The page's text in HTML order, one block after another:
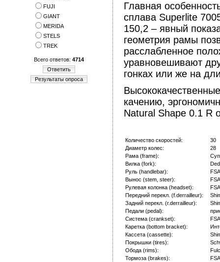
FUJI
GIANT
MERIDA
STELS
TREK
Всего ответов: 4714
Ответить
Результаты опроса
Главная
сплава Superlite
150,2 – явный
геометрия рамы
расслабленное
уравновешивают
гонках или же на
качению,
Natural Shape 0.1 R
Количество скоростей:
30
Диаметр колес:
28
Рама (frame):
Вилка (fork):
Руль (handlebar):
Вынос (stem, steer):
Рулевая колонка (headset):
Передний перекл. (f.derrailleur):
Задний перекл. (r.derrailleur):
Педали (pedal):
Система (crankset):
Каретка (bottom bracket):
Кассета (cassette):
Покрышки (tires):
Обода (rims):
Тормоза (brakes):